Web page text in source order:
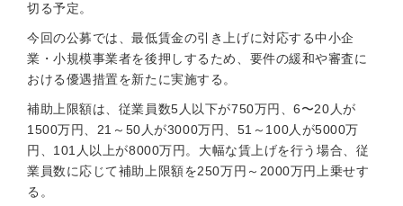
切る予定。
今回の公募では、最低賃金の引き上げに対応する中小企
業・小規模事業者を後押しするため、要件の緩和や審査に
おける優遇措置を新たに実施する。
補助上限額は、従業員数5人以下が750万円、6〜20人が
1500万円、21～50人が3000万円、51～100人が5000万
円、101人以上が8000万円。大幅な賃上げを行う場合、従
業員数に応じて補助上限額を250万円～2000万円上乗せす
る。